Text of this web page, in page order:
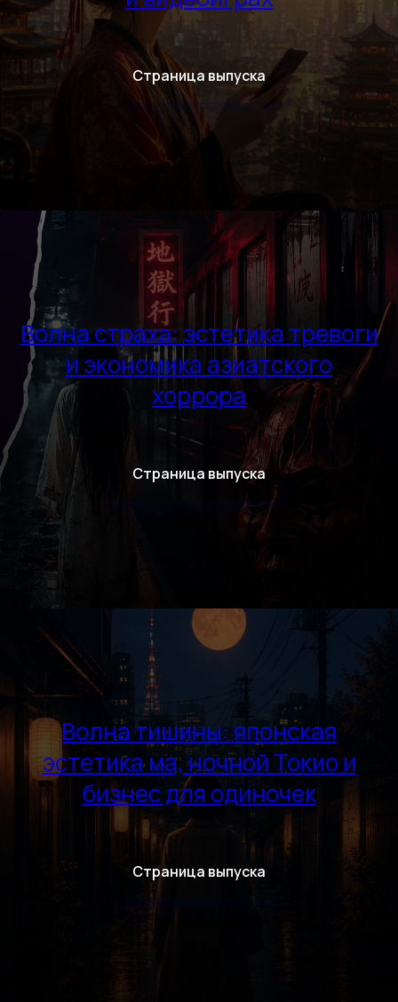
Страница выпуска
Волна страха: эстетика тревоги
и экономика азиатского
хоррора
Страница выпуска
Волна тишины: японская
эстетика ма, ночной Токио и
бизнес для одиночек
Страница выпуска